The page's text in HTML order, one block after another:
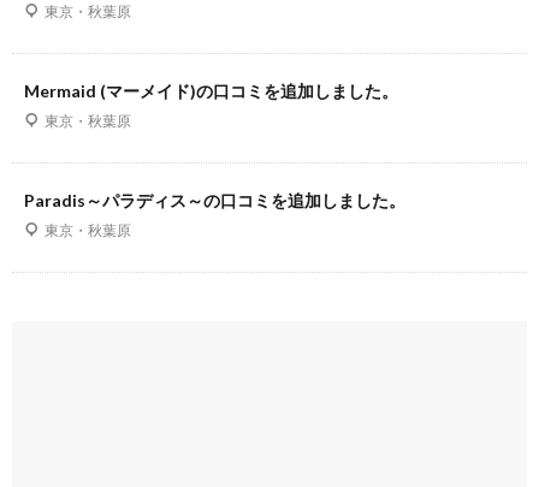
東京・秋葉原
Mermaid (マーメイド)の口コミを追加しました。
東京・秋葉原
Paradis～パラディス～の口コミを追加しました。
東京・秋葉原